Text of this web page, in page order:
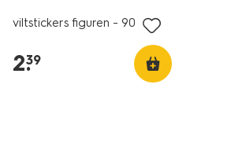
hobby/knutselen/stickers/viltstickers-
-
Products
viltstickers figuren - 90 stuks
2.
39